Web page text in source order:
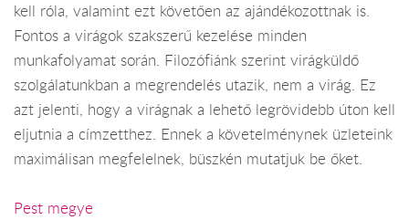
kell róla, valamint ezt követően az ajándékozottnak is.
Fontos a virágok szakszerű kezelése minden
munkafolyamat során. Filozófiánk szerint virágküldő
szolgálatunkban a megrendelés utazik, nem a virág. Ez
azt jelenti, hogy a virágnak a lehető legrövidebb úton kell
eljutnia a címzetthez. Ennek a követelménynek üzleteink
maximálisan megfelelnek, büszkén mutatjuk be őket.
Pest megye